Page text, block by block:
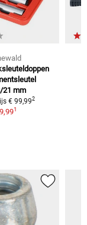
21 mm
€ 99,992
1